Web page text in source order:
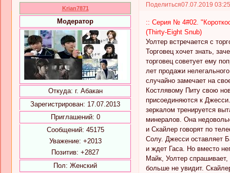
Поделиться07.07.2019
Krian7871
Модератор
Откуда: г. Абакан
Зарегистрирован: 17.07.2013
Приглашений: 0
Сообщений: 45175
Уважение: +2013
Позитив: +2827
Пол: Женский
:: Серия № 4#02.
(Thirty-Eight Snub)
Уолтер встречается с
Торговец хочет знать,
торговец советует ему
лет продажи
случайно замечает на
Костлявому Питу свою
присоединяются к
зеркалом тренируется
минералов. Она
и Скайлер говорят по
Солу. Джесси оставляет
и ждет Гаса. Но вместо
Майк, Уолтер спрашивает,
больше не увидит.